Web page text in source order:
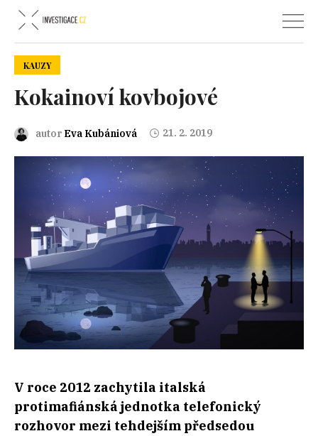
KAUZY
Kokainoví kovbojové
autor Eva Kubániová 21. 2. 2019
V roce 2012 zachytila italská
protimafiánská jednotka telefonický
rozhovor mezi tehdejším předsedou